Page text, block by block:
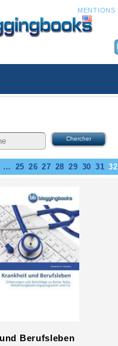
MENTIONS
… 25 26 27 28 29 30 31 32
Berufsleben